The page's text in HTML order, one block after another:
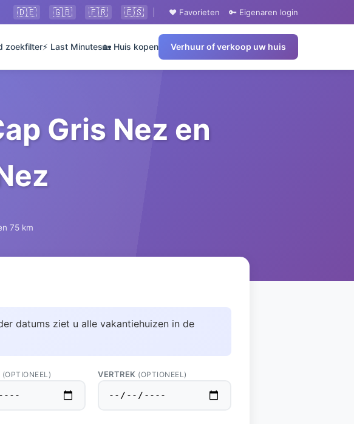
🇩🇪 🇬🇧 🇫🇷 🇪🇸 ❤️ Favorieten 🔑 Eigenaren login
zoekfilter⚡ Last Minutes🏡 Huis kopen Verhuur of verkoop uw huis
Gris Nez en
75 km
datums ziet u alle vakantiehuizen in de
(OPTIONEEL) VERTREK (OPTIONEEL)